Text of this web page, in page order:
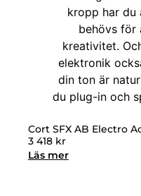
Cort SFX AB Electro
3 418 kr
Läs mer